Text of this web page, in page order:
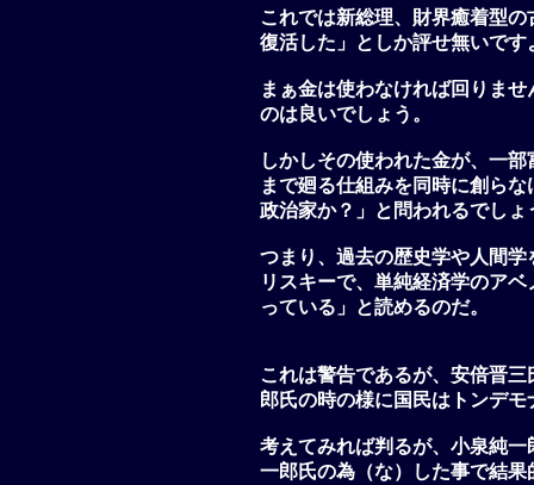
これでは新総理、財界癒着型
復活した」としか評せ無いです
まぁ金は使わなければ回りま
のは良いでしょう。
しかしその使われた金が、一
まで廻る仕組みを同時に創ら
政治家か？」と問われるでしょ
つまり、過去の歴史学や人間
リスキーで、単純経済学のア
っている」と読めるのだ。
これは警告であるが、安倍晋
郎氏の時の様に国民はトンデ
考えてみれば判るが、小泉純
一郎氏の為（な）した事で結